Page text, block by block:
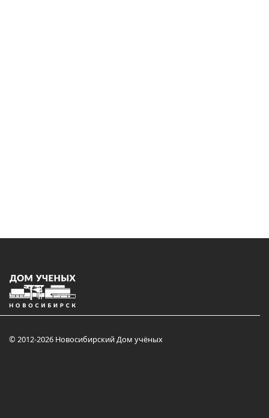
© 2012-2026 Новосибирский Дом учёных